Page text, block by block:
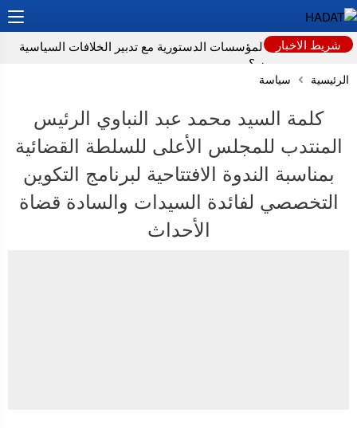
شريط الاخبار
كيف نحافظ على المؤسسات الدستورية مع تدبير الخلافات السياسية
قبل وبعد الإنتخابات ؟
لماذا تعد عمليات زرع الدماغ مستحيلة حاليا؟
دراسة: المستويات “الطبيعية” لفيتامين B12 قد تخفي خطرا صامتا على
أدمغة كبار السن
تحذيرات من مخاطر الاجتفاف لدى المسنين تزامناً مع “موجة الحر”
الرئيسية سياسة
كلمة السيد محمد عبد النباوي الرئيس
المنتدب للمجلس الأعلى للسلطة القضائية
بمناسبة الندوة الافتتاحية لبرنامج التكوين
التخصصي لفائدة السيدات والسادة قضاة
الأحداث